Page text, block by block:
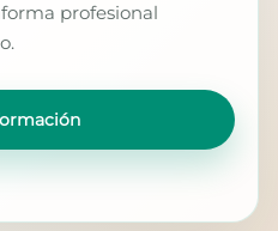
profesional